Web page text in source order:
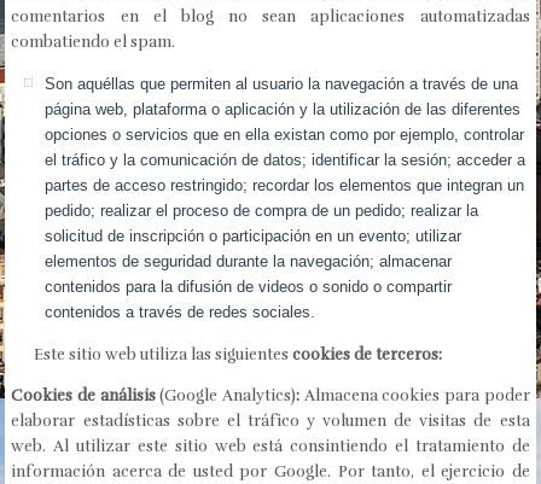
comentarios en el blog no sean aplicaciones automatizadas
combatiendo el spam.
Son aquéllas que permiten al usuario la navegación a través de una
página web, plataforma o aplicación y la utilización de las diferentes
opciones o servicios que en ella existan como por ejemplo, controlar
el tráfico y la comunicación de datos; identificar la sesión; acceder a
partes de acceso restringido; recordar los elementos que integran un
pedido; realizar el proceso de compra de un pedido; realizar la
solicitud de inscripción o participación en un evento; utilizar
elementos de seguridad durante la navegación; almacenar
contenidos para la difusión de videos o sonido o compartir
contenidos a través de redes sociales.
Este sitio web utiliza las siguientescookies de terceros:
Cookies de análisis(Google Analytics): Almacena cookies para poder
elaborar estadísticas sobre el tráfico y volumen de visitas de esta
web. Al utilizar este sitio web está consintiendo el tratamiento de
información acerca de usted por Google. Por tanto, el ejercicio de